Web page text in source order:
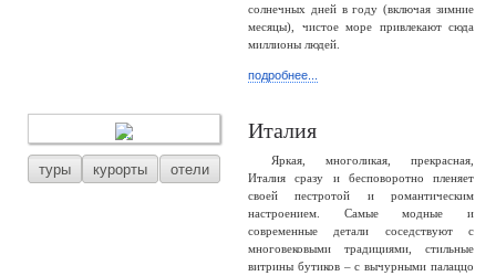
солнечных дней в году (включая зимние
месяцы), чистое море привлекают сюда
миллионы людей.
подробнее...
туры курорты отели
Италия
Яркая, многоликая, прекрасная,
Италия сразу и бесповоротно пленяет
своей пестротой и романтическим
настроением. Самые модные и
современные детали соседствуют с
многовековыми традициями, стильные
витрины бутиков – с вычурными палаццо